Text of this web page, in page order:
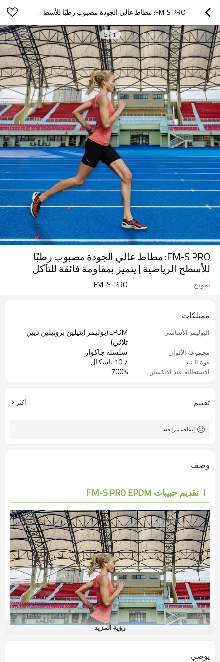
FM-S PRO: مطاط عالي الجودة مصبوب رطبًا للأسطح الرياضية | يتميز بمقاومة فائقة للتآكل
1
/
5
FM-S PRO: مطاط عالي الجودة مصبوب رطبًا
للأسطح الرياضية | يتميز بمقاومة فائقة للتآكل
نموذج FM-S-PRO
ممتلكات
البوليمر الأساسي
EPDM (بوليمر إيثيلين بروبيلين ديين
ثلاثي)
مجموعة الألوان سلسلة جاكوار
قوة الشد 10.7 باسكال
الاستطالة عند الانكسار 700%
تقييم أكثر
إضافة مراجعة
وصف
تقديم حبيبات FM-S PRO EPDM
رؤية المزيد
يوصي